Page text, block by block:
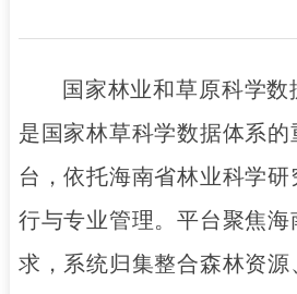
国家林业和草原科学
是国家林草科学数据体系
台，依托海南省林业科学
行与专业管理。平台聚焦
求，系统归集整合森林资